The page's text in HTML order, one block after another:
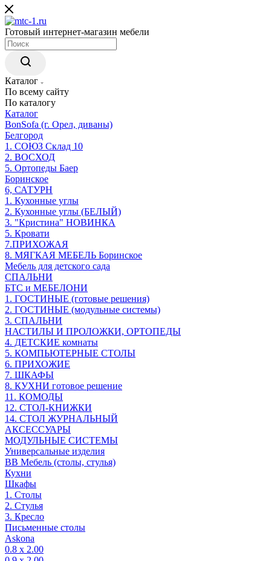
Готовый интернет-магазин мебели
Каталог
По всему сайту
По каталогу
Каталог
BonSofa (г. Орел, диваны)
Белгород
1. СОЮЗ Склад 10
2. ВОСХОД
5. Ортопеды Баер
Боринское
6, САТУРН
1. Кухонные углы
2. Кухонные углы (БЕЛЫЙ)
3. "Кристина" НОВИНКА
5. Кровати
7.ПРИХОЖАЯ
8. МЯГКАЯ МЕБЕЛЬ Боринское
Мебель для детского сада
СПАЛЬНИ
БТС и МЕБЕЛОНИ
1. ГОСТИНЫЕ (готовые решения)
2. ГОСТИНЫЕ (модульные системы)
3. СПАЛЬНИ
НАСТИЛЫ И ПРОЛОЖКИ, ОРТОПЕДЫ
4. ДЕТСКИЕ комнаты
5. КОМПЬЮТЕРНЫЕ СТОЛЫ
6. ПРИХОЖИЕ
7. ШКАФЫ
8. КУХНИ готовое решение
11. КОМОДЫ
12. СТОЛ-КНИЖКИ
14. СТОЛ ЖУРНАЛЬНЫЙ
АКСЕССУАРЫ
МОДУЛЬНЫЕ СИСТЕМЫ
Универсальные изделия
ВВ Мебель (столы, стулья)
Кухни
Шкафы
1. Столы
2. Стулья
3. Кресло
Письменные столы
Askona
0.8 х 2.00